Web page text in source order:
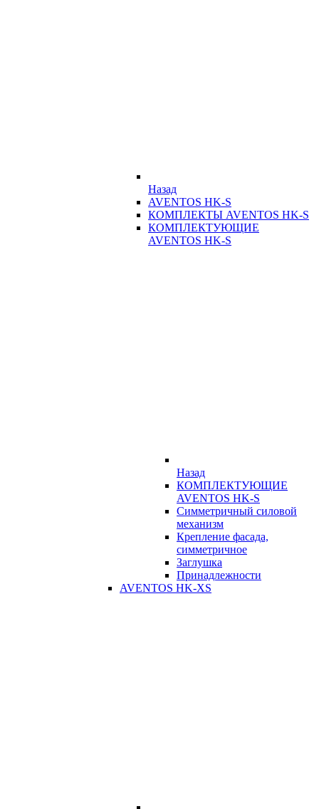
Назад
AVENTOS HK-S
КОМПЛЕКТЫ AVENTOS HK-S
КОМПЛЕКТУЮЩИЕ
AVENTOS HK-S
Назад
КОМПЛЕКТУЮЩИЕ
AVENTOS HK-S
Симметричный силовой
механизм
Крепление фасада,
симметричное
Заглушка
Принадлежности
AVENTOS HK-XS